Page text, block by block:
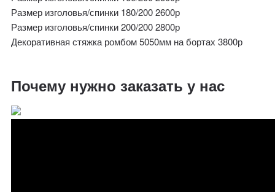
Размер изголовья/спинки 180/200 2600р
Размер изголовья/спинки 200/200 2800р
Декоративная стяжка ромбом 5050мм на бортах 3800р
Почему нужно заказать у нас